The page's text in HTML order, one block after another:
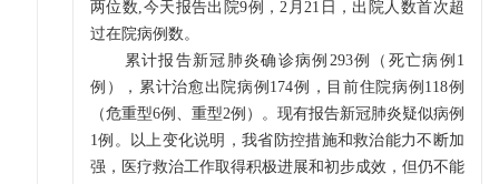
两位数,今天报告出院9例，2月21日，出院人数首次超
过在院病例数。
累计报告新冠肺炎确诊病例293例（死亡病例1
例），累计治愈出院病例174例，目前住院病例118例
（危重型6例、重型2例）。现有报告新冠肺炎疑似病例
1例。以上变化说明，我省防控措施和救治能力不断加
强，医疗救治工作取得积极进展和初步成效，但仍不能